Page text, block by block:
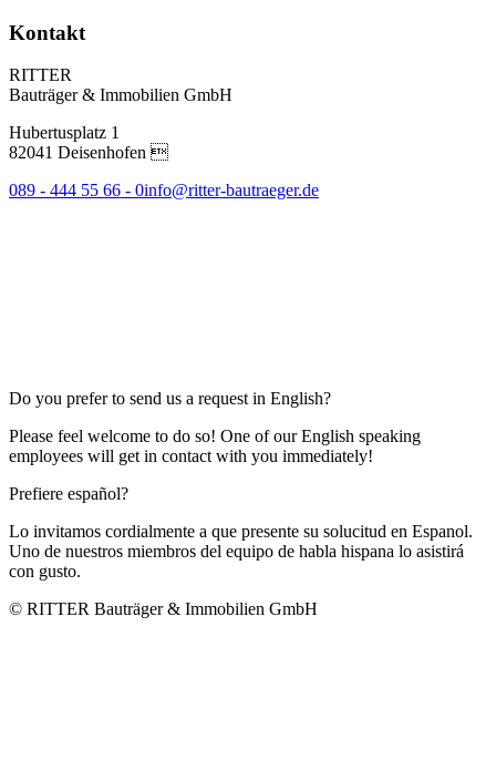
Kontakt
RITTER
Bauträger & Immobilien GmbH
Hubertusplatz 1
82041 Deisenhofen 
089 - 444 55 66 - 0info@ritter-bautraeger.de
Do you prefer to send us a request in English?
Please feel welcome to do so! One of our English speaking
employees will get in contact with you immediately!
Prefiere español?
Lo invitamos cordialmente a que presente su solucitud en Espanol.
Uno de nuestros miembros del equipo de habla hispana lo asistirá
con gusto.
© RITTER Bauträger & Immobilien GmbH